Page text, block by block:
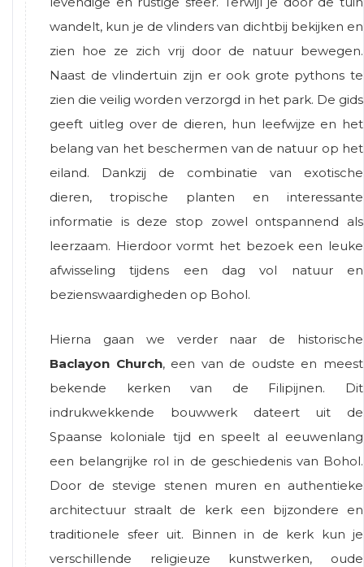
wandelt, kun je de vlinders van dichtbij bekijken en
zien hoe ze zich vrij door de natuur bewegen.
Naast de vlindertuin zijn er ook grote pythons te
zien die veilig worden verzorgd in het park. De gids
geeft uitleg over de dieren, hun leefwijze en het
belang van het beschermen van de natuur op het
eiland. Dankzij de combinatie van exotische
dieren, tropische planten en interessante
informatie is deze stop zowel ontspannend als
leerzaam. Hierdoor vormt het bezoek een leuke
afwisseling tijdens een dag vol natuur en
bezienswaardigheden op Bohol.
Hierna gaan we verder naar de historische
Baclayon Church, een van de oudste en meest
bekende kerken van de Filipijnen. Dit
indrukwekkende bouwwerk dateert uit de
Spaanse koloniale tijd en speelt al eeuwenlang
een belangrijke rol in de geschiedenis van Bohol.
Door de stevige stenen muren en authentieke
architectuur straalt de kerk een bijzondere en
traditionele sfeer uit. Binnen in de kerk kun je
verschillende religieuze kunstwerken, oude